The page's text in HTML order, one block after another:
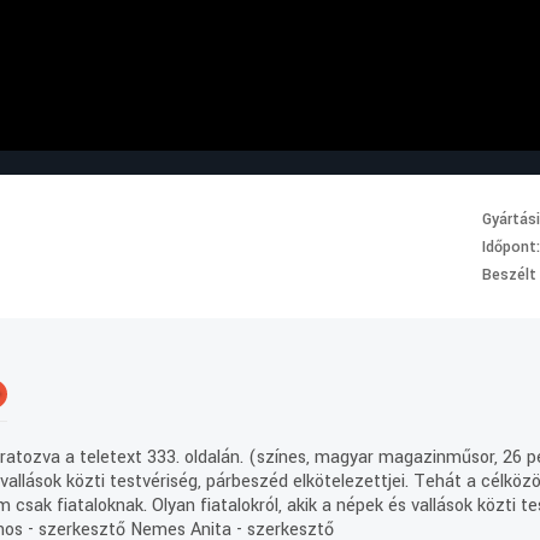
a teletext 333. oldalán. (színes, magyar magazinműsor, 26
közti testvériség, párbeszéd elkötelezettjei. Tehát a
fiataloknak. Olyan fiatalokról, akik a népek és vallások közti
- szerkesztő Nemes Anita - szerkesztő